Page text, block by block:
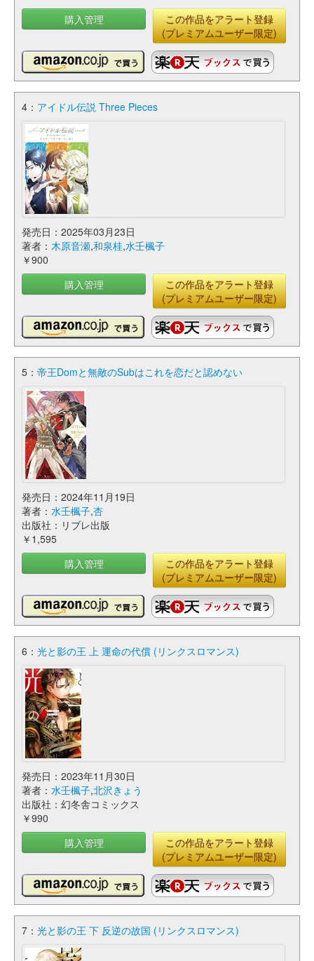
購入管理
この作品をアラート登録
(プレミアムユーザー限定)
4： アイドル伝説 Three Pieces
発売日：2025年03月23日
著者： 木原音瀬,和泉桂,水壬楓子
￥900
購入管理
この作品をアラート登録
(プレミアムユーザー限定)
5： 帝王Domと無敵のSubはこれを恋だと認めない
発売日：2024年11月19日
著者： 水壬楓子,杏
出版社：リブレ出版
￥1,595
購入管理
この作品をアラート登録
(プレミアムユーザー限定)
6： 光と影の王 上 運命の代償 (リンクスロマンス)
発売日：2023年11月30日
著者： 水壬楓子,北沢きょう
出版社：幻冬舎コミックス
￥990
購入管理
この作品をアラート登録
(プレミアムユーザー限定)
7： 光と影の王 下 反逆の故国 (リンクスロマンス)